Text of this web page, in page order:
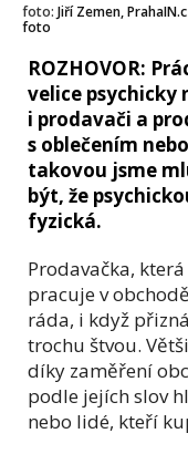
foto: Jiří Zemen,
foto
ROZHOVOR:
velice psychicky
i prodavači a
s oblečením
takovou jsme
být, že
fyzická.
Prodavačka,
pracuje v
ráda, i když
trochu štvou.
díky zaměření
podle jejích slov
nebo lidé, kteří